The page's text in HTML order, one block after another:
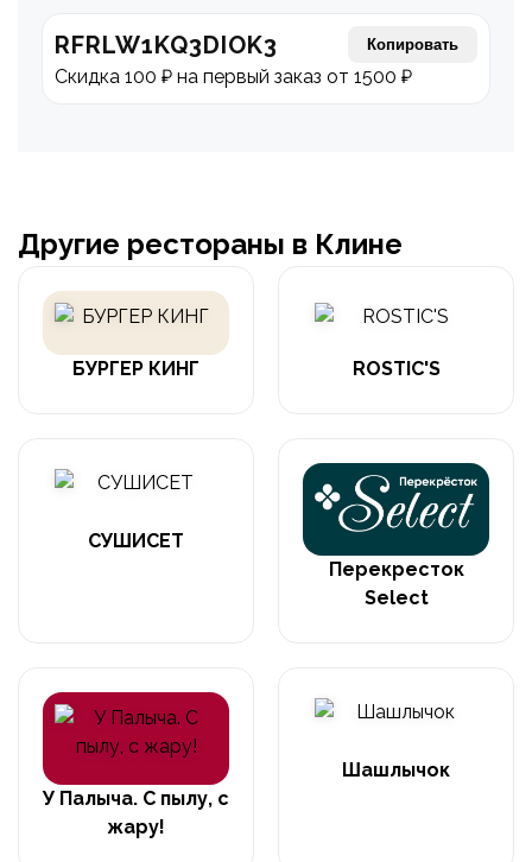
RFRLW1KQ3DIOK3 Копировать
Скидка 100 ₽ на первый заказ от 1500 ₽
Другие рестораны в Клине
БУРГЕР КИНГ ROSTIC'S
СУШИСЕТ
Перекресток
Select
У Палыча. С пылу, с
жару!
Шашлычок